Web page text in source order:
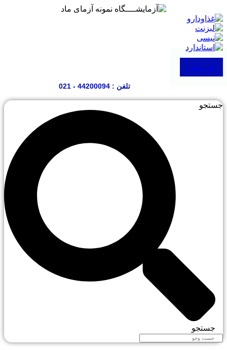
به
محتوا
جوابدهی
تلفن : 44200094 - 021
جستجو
جستجو